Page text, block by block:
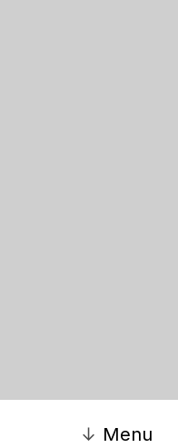
↓ Menu